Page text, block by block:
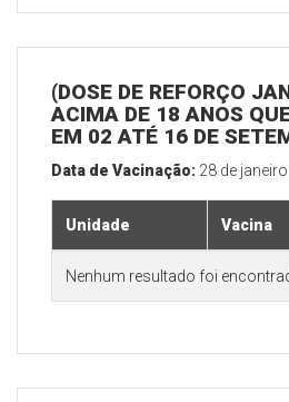
(DOSE DE REFORÇO
ACIMA DE 18 ANOS
EM 02 ATÉ 16 DE
Data de Vacinação: 28 de
Unidade Vacina
Nenhum resultado foi